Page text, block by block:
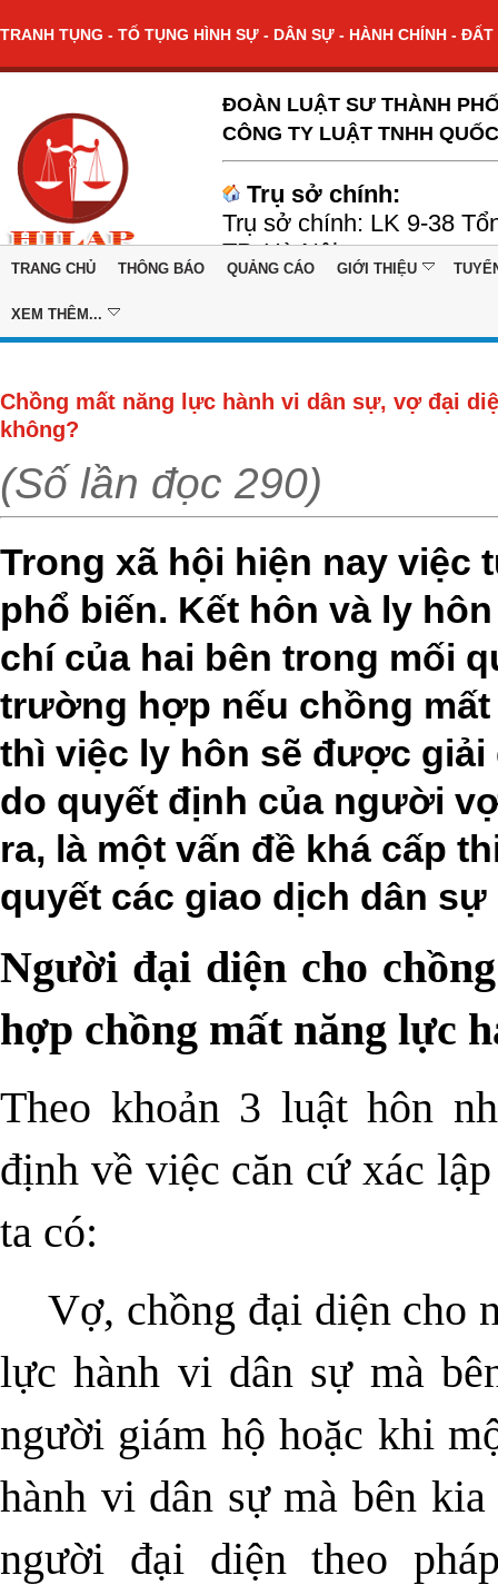
TRANH TỤNG - TỐ TỤNG HÌNH SỰ - DÂN SỰ - HÀNH CHÍNH -
ĐOÀN LUẬT SƯ THÀNH
CÔNG TY LUẬT TNHH
Trụ sở chính:
Trụ sở chính: LK 9-38
TP. Hà Nội
TRANG CHỦ THÔNG BÁO QUẢNG CÁO GIỚI THIỆU
XEM THÊM...
Chồng mất năng lực hành vi dân sự, vợ đại
không?
(Số lần đọc 290)
Trong xã hội hiện nay việc
phổ biến. Kết hôn và ly
chí của hai bên trong mối
trường hợp nếu chồng
thì việc ly hôn sẽ được
do quyết định của người
ra, là một vấn đề khá cấp
quyết các giao dịch dân
Người đại diện cho
hợp chồng mất năng lực
Theo khoản 3 luật hôn
định về việc căn cứ xác
ta có:
Vợ, chồng đại diện cho
lực hành vi dân sự mà
người giám hộ hoặc khi
hành vi dân sự mà bên
người đại diện theo